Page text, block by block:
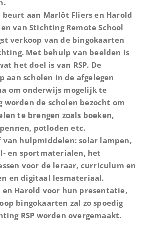
beurt aan Marlôt Fliers en Harold
van Stichting Remote School
verkoop van de bingokaarten
Met behulp van beelden is
het doel is van RSP. De
aan scholen in de afgelegen
om onderwijs mogelijk te
worden de scholen bezocht om
te brengen zoals boeken,
potloden etc.
van hulpmiddelen: solar lampen,
en sportmaterialen, het
voor de leraar, curriculum en
en digitaal lesmateriaal.
Harold voor hun presentatie,
bingokaarten zal zo spoedig
RSP worden overgemaakt.